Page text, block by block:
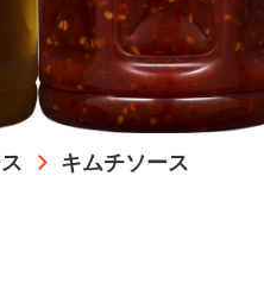
キムチソース